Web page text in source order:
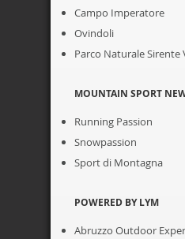
Campo Imperatore
Ovindoli
Parco Naturale Sirente
MOUNTAIN SPORT
Running Passion
Snowpassion
Sport di Montagna
POWERED BY LYM
Abruzzo Outdoor